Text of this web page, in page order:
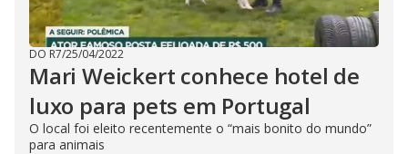
DO R7/25/04/2022
Mari Weickert conhece hotel de
luxo para pets em Portugal
O local foi eleito recentemente o “mais bonito do mundo”
para animais